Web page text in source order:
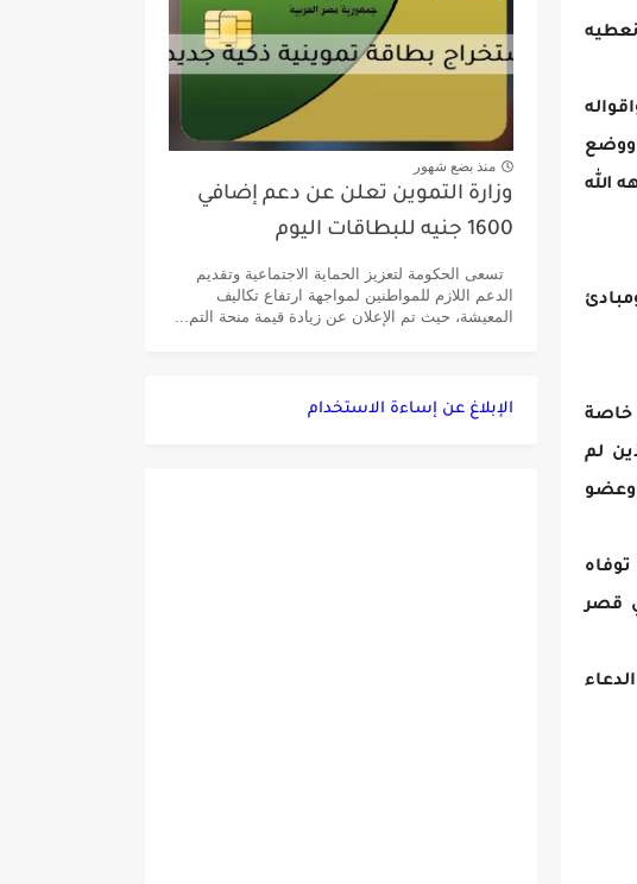
ووضع
الله
خاصة
لم
وعضو
توفاه
قصر
منذ بضع شهور
وزارة التموين تعلن عن دعم إضافي
1600 جنيه للبطاقات اليوم
تسعى الحكومة لتعزيز الحماية الاجتماعية وتقديم
الدعم اللازم للمواطنين لمواجهة ارتفاع تكاليف
المعيشة، حيث تم الإعلان عن زيادة قيمة منحة التم...
الإبلاغ عن إساءة الاستخدام